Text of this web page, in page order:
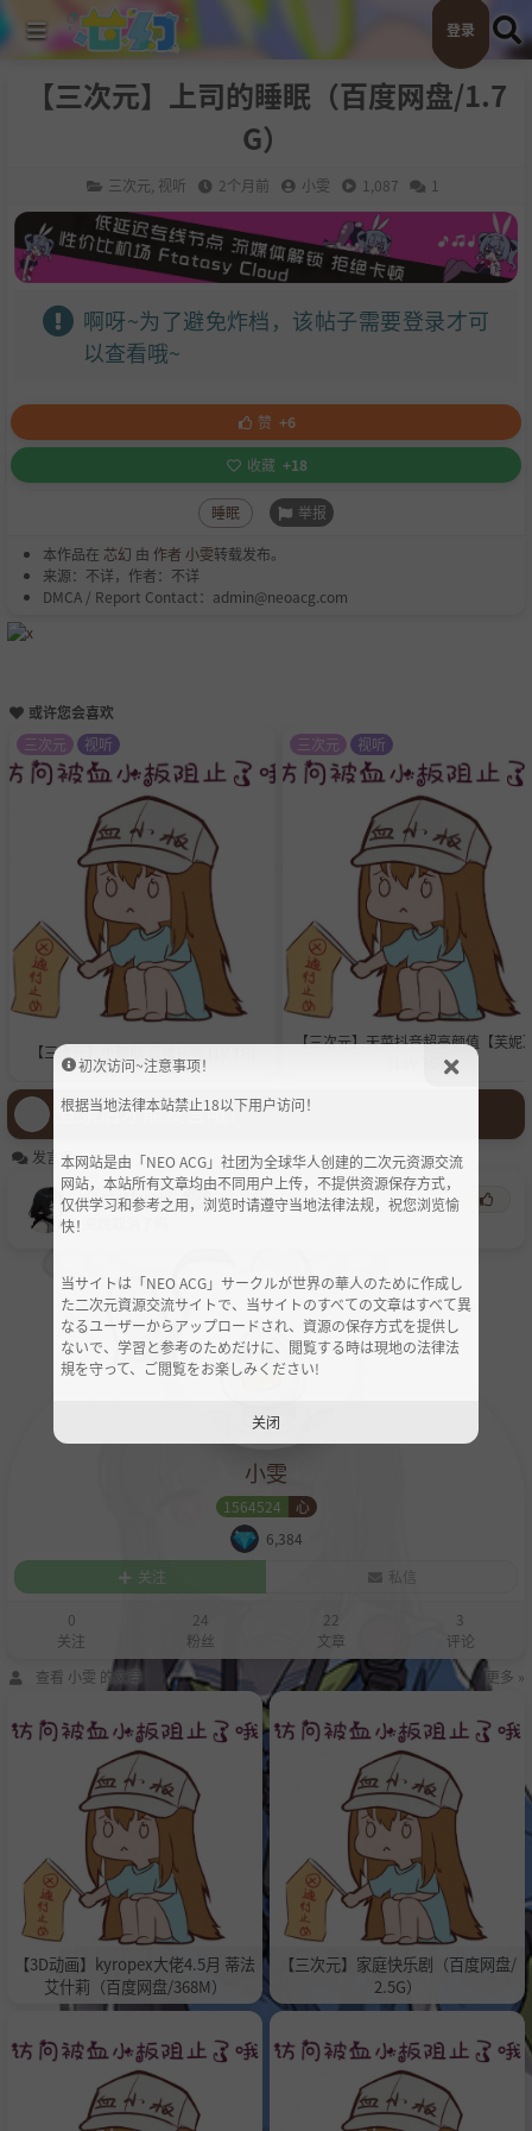
登录
【三次元】上司的睡眠（百度网盘/1.7
G）
三次元 视听 2个月前 小雯 1,087 1
啊呀~为了避免炸档，该帖子需要登录才可
以查看哦~
赞 +6
收藏 +18
睡眠 举报
本作品在 芯幻 由 作者 小雯转载发布。
来源：不详，作者：不详
DMCA / Report Contact：admin@neoacg.com
或许您会喜欢
【三次元】小郁郁 直播视频 [1V 1G]
三次元 视听
【三次元】天菜抖音超高颜值【芙妮
三次元 视听
登录后才能发言哦！
发言区
AnteMasaki
心
2个月前
小雯
1564524
心
6,384
关注
私信
0
关注
24
粉丝
22
文章
3
评论
查看 小雯 的文章
更多 »
【3D动画】kyropex大佬4.5月 蒂法
艾什莉（百度网盘/368M）
【三次元】家庭快乐剧（百度网盘/
2.5G）
初次访问~注意事项！
根据当地法律本站禁止18以下用户访问！
本网站是由「NEO ACG」社团为全球华人创建的二次元资源交流
网站，本站所有文章均由不同用户上传，不提供资源保存方式，
仅供学习和参考之用，浏览时请遵守当地法律法规，祝您浏览愉
快！
当サイトは「NEO ACG」サークルが世界の華人のために作成し
た二次元資源交流サイトで、当サイトのすべての文章はすべて異
なるユーザーからアップロードされ、資源の保存方式を提供し
ないで、学習と参考のためだけに、閲覧する時は現地の法律法
規を守って、ご閲覧をお楽しみください!
关闭